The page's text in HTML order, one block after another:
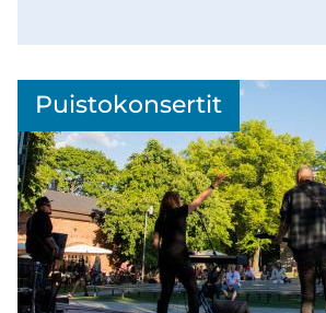
Puis­to­kon­ser­tit